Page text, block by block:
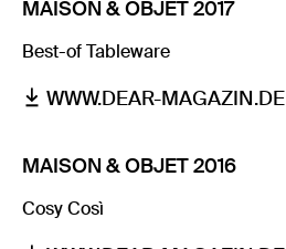
MAISON & OBJET 2017
Best-of Tableware
WWW.DEAR-MAGAZIN.DE
MAISON & OBJET 2016
Cosy Così